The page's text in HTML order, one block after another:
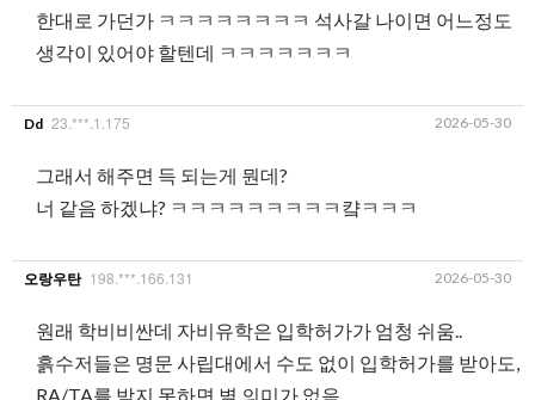
한대로 가던가 ㅋㅋㅋㅋㅋㅋㅋㅋ 석사갈 나이면 어느정도
생각이 있어야 할텐데 ㅋㅋㅋㅋㅋㅋㅋ
Dd 23.***.1.175 2026-05-30
그래서 해주면 득 되는게 뭔데?
너 같음 하겠냐? ㅋㅋㅋㅋㅋㅋㅋㅋㅋ컄ㅋㅋㅋ
오랑우탄 198.***.166.131 2026-05-30
원래 학비비싼데 자비유학은 입학허가가 엄청 쉬움..
흙수저들은 명문 사립대에서 수도 없이 입학허가를 받아도,
RA/TA를 받지 못하면 별 의미가 없음.